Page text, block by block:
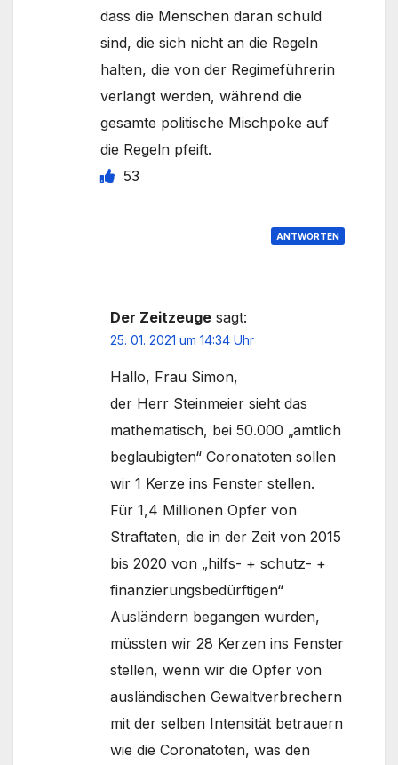
dass die Menschen daran schuld
sind, die sich nicht an die Regeln
halten, die von der Regimeführerin
verlangt werden, während die
gesamte politische Mischpoke auf
die Regeln pfeift.
53
ANTWORTEN
Der Zeitzeuge sagt:
25. 01. 2021 um 14:34 Uhr
Hallo, Frau Simon,
der Herr Steinmeier sieht das
mathematisch, bei 50.000 „amtlich
beglaubigten“ Coronatoten sollen
wir 1 Kerze ins Fenster stellen.
Für 1,4 Millionen Opfer von
Straftaten, die in der Zeit von 2015
bis 2020 von „hilfs- + schutz- +
finanzierungsbedürftigen“
Ausländern begangen wurden,
müssten wir 28 Kerzen ins Fenster
stellen, wenn wir die Opfer von
ausländischen Gewaltverbrechern
mit der selben Intensität betrauern
wie die Coronatoten, was den